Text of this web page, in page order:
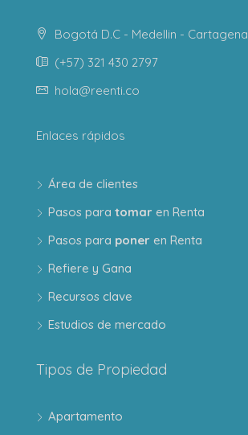
Bogotá D.C - Medellin - Cartagena
(+57) 321 430 2797
hola@reenti.co
Enlaces rápidos
Área de clientes
Pasos para tomar en Renta
Pasos para poner en Renta
Refiere y Gana
Recursos clave
Estudios de mercado
Tipos de Propiedad
Apartamento